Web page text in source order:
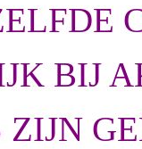
BIJ
ZIJN